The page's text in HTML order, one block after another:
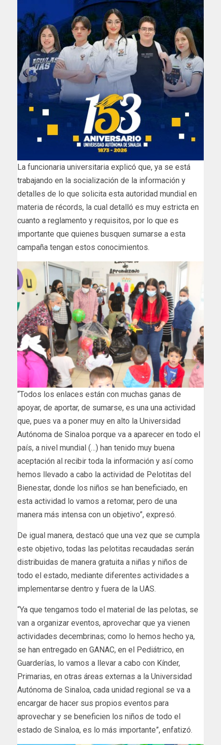
La funcionaria universitaria explicó que, ya se está
trabajando en la socialización de la información y
detalles de lo que solicita esta autoridad mundial en
materia de récords, la cual detalló es muy estricta en
cuanto a reglamento y requisitos, por lo que es
importante que quienes busquen sumarse a esta
campaña tengan estos conocimientos.
“Todos los enlaces están con muchas ganas de
apoyar, de aportar, de sumarse, es una una actividad
que, pues va a poner muy en alto la Universidad
Autónoma de Sinaloa porque va a aparecer en todo el
país, a nivel mundial (…) han tenido muy buena
aceptación al recibir toda la información y así como
hemos llevado a cabo la actividad de Pelotitas del
Bienestar, donde los niños se han beneficiado, en
esta actividad lo vamos a retomar, pero de una
manera más intensa con un objetivo”, expresó.
De igual manera, destacó que una vez que se cumpla
este objetivo, todas las pelotitas recaudadas serán
distribuidas de manera gratuita a niñas y niños de
todo el estado, mediante diferentes actividades a
implementarse dentro y fuera de la UAS.
“Ya que tengamos todo el material de las pelotas, se
van a organizar eventos, aprovechar que ya vienen
actividades decembrinas; como lo hemos hecho ya,
se han entregado en GANAC, en el Pediátrico, en
Guarderías, lo vamos a llevar a cabo con Kínder,
Primarias, en otras áreas externas a la Universidad
Autónoma de Sinaloa, cada unidad regional se va a
encargar de hacer sus propios eventos para
aprovechar y se beneficien los niños de todo el
estado de Sinaloa, es lo más importante”, enfatizó.